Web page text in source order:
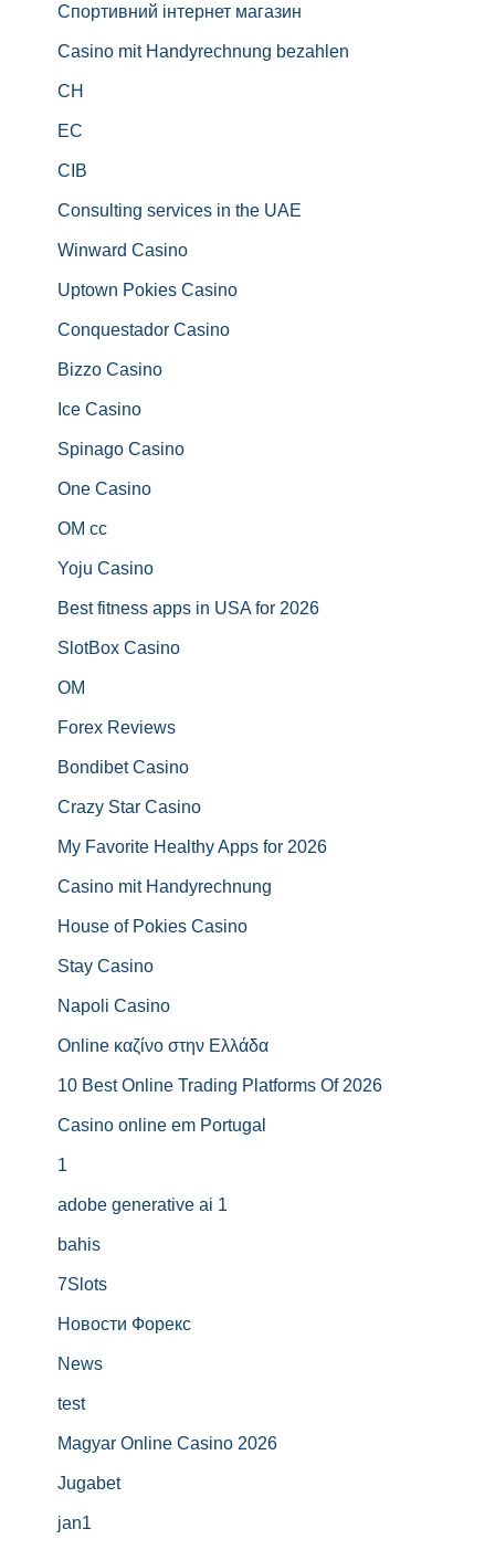
Спортивний інтернет магазин
Casino mit Handyrechnung bezahlen
CH
EC
CIB
Consulting services in the UAE
Winward Casino
Uptown Pokies Casino
Conquestador Casino
Bizzo Casino
Ice Casino
Spinago Casino
One Casino
OM cc
Yoju Casino
Best fitness apps in USA for 2026
SlotBox Casino
OM
Forex Reviews
Bondibet Casino
Crazy Star Casino
My Favorite Healthy Apps for 2026
Casino mit Handyrechnung
House of Pokies Casino
Stay Casino
Napoli Casino
Online καζίνο στην Ελλάδα
10 Best Online Trading Platforms Of 2026
Casino online em Portugal
1
adobe generative ai 1
bahis
7Slots
Новости Форекс
News
test
Magyar Online Casino 2026
Jugabet
jan1